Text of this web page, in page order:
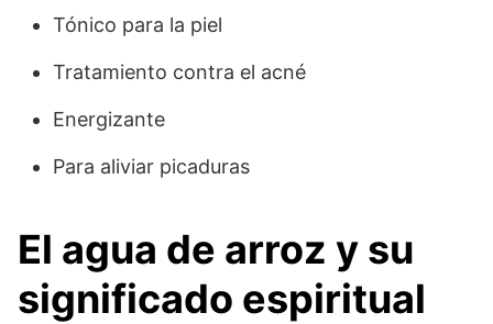
Tónico para la piel
Tratamiento contra el acné
Energizante
Para aliviar picaduras
El agua de arroz y su
significado espiritual